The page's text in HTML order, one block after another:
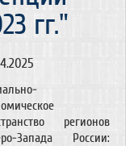
гг."
регионов
Запада России: